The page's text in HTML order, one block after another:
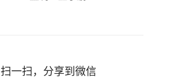
扫一扫，分享到微信